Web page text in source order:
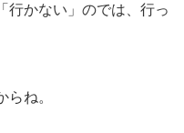
行かない」のでは、行っ
ね。